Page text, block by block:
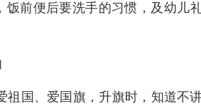
饭前便后要洗手的习惯，及幼儿
祖国、爱国旗，升旗时，知道不